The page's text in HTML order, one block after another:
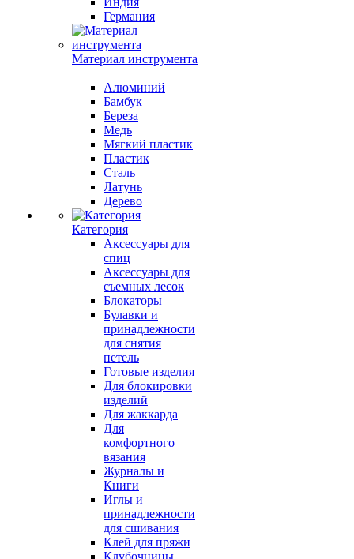
Германия
Материал инструмента
Алюминий
Бамбук
Береза
Медь
Мягкий пластик
Пластик
Сталь
Латунь
Дерево
Категория
Аксессуары для
спиц
Аксессуары для
съемных лесок
Блокаторы
Булавки и
принадлежности
для снятия
петель
Готовые изделия
Для блокировки
изделий
Для жаккарда
Для
комфортного
вязания
Журналы и
Книги
Иглы и
принадлежности
для сшивания
Клей для пряжи
Клубочницы